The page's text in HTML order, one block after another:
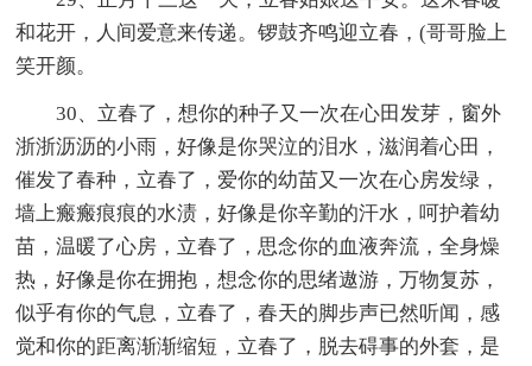
和花开，人间爱意来传递。锣鼓齐鸣迎立春，(哥哥脸上
笑开颜。
30、立春了，想你的种子又一次在心田发芽，窗外
浙浙沥沥的小雨，好像是你哭泣的泪水，滋润着心田，
催发了春种，立春了，爱你的幼苗又一次在心房发绿，
墙上瘢瘢痕痕的水渍，好像是你辛勤的汗水，呵护着幼
苗，温暖了心房，立春了，思念你的血液奔流，全身燥
热，好像是你在拥抱，想念你的思绪遨游，万物复苏，
似乎有你的气息，立春了，春天的脚步声已然听闻，感
觉和你的距离渐渐缩短，立春了，脱去碍事的外套，是